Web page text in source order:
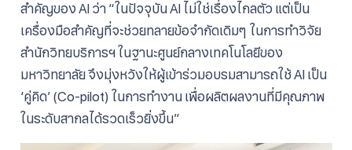
สำคัญของ AI ว่า “ในปัจจุบัน AI ไม่ใช่เรื่องไกลตัว แต่เป็น
เครื่องมือสำคัญที่จะช่วยทลายข้อจำกัดเดิมๆ ในการทำวิจัย
สำนักวิทยบริการฯ ในฐานะศูนย์กลางเทคโนโลยีของ
มหาวิทยาลัย จึงมุ่งหวังให้ผู้เข้าร่วมอบรมสามารถใช้ AI เป็น
‘คู่คิด’ (Co-pilot) ในการทำงาน เพื่อผลิตผลงานที่มีคุณภาพ
ในระดับสากลได้รวดเร็วยิ่งขึ้น”